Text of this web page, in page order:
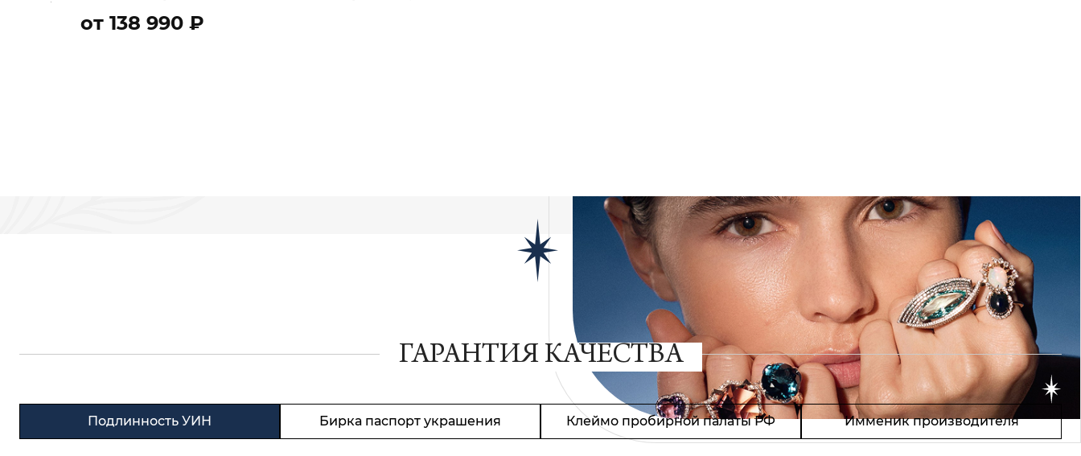
от 138 990 ₽
ГАРАНТИЯ КАЧЕСТВА
Подлинность УИН Бирка паспорт украшения Клеймо пробирной палаты РФ Имменик производителя